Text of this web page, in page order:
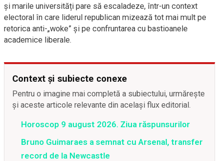
și marile universități pare să escaladeze, într-un context
electoral în care liderul republican mizează tot mai mult pe
retorica anti-„woke” și pe confruntarea cu bastioanele
academice liberale.
Context și subiecte conexe
Pentru o imagine mai completă a subiectului, urmărește
și aceste articole relevante din același flux editorial.
Horoscop 9 august 2026. Ziua răspunsurilor
Bruno Guimaraes a semnat cu Arsenal, transfer
record de la Newcastle